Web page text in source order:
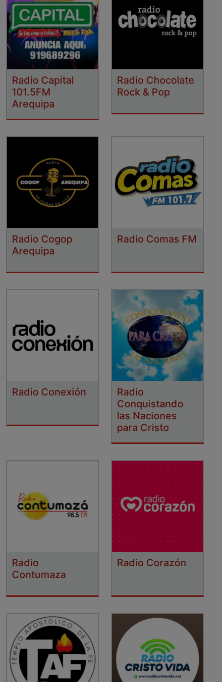
Radio Capital
101.5FM
Arequipa
Radio Chocolate
Rock & Pop
Radio Cogop
Arequipa
Radio Comas FM
Radio Conexión
Radio
Conquistando
las Naciones
para Cristo
Radio
Contumaza
Radio Corazón